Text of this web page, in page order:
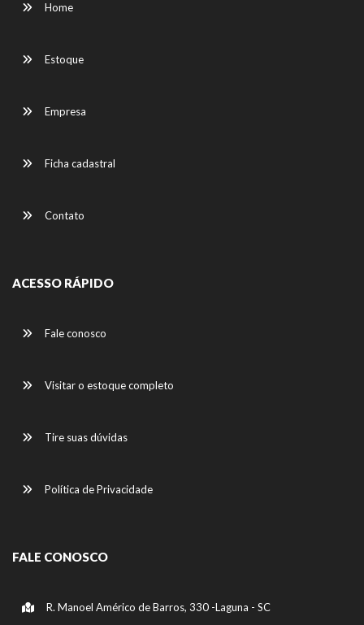
Home
Estoque
Empresa
Ficha cadastral
Contato
ACESSO RÁPIDO
Fale conosco
Visitar o estoque completo
Tire suas dúvidas
Política de Privacidade
FALE CONOSCO
R. Manoel Américo de Barros, 330 -Laguna - SC